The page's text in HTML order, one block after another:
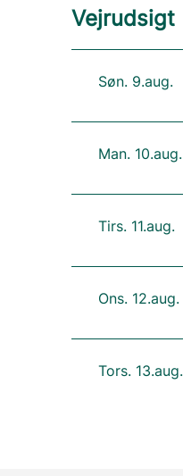
Vejrudsigt
Søn. 9.aug.
Man. 10.aug.
Tirs. 11.aug.
Ons. 12.aug.
Tors. 13.aug.